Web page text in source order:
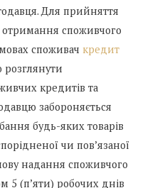
Для прийняття
споживчого
споживач кредит
розглянути
кредитів та
забороняється
будь-яких товарів
чи пов’язаної
надання споживчого
5 (п’яти) робочих днів